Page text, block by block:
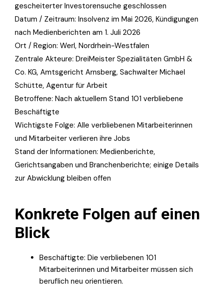
gescheiterter Investorensuche geschlossen
Datum / Zeitraum: Insolvenz im Mai 2026, Kündigungen
nach Medienberichten am 1. Juli 2026
Ort / Region: Werl, Nordrhein-Westfalen
Zentrale Akteure: DreiMeister Spezialitäten GmbH &
Co. KG, Amtsgericht Arnsberg, Sachwalter Michael
Schütte, Agentur für Arbeit
Betroffene: Nach aktuellem Stand 101 verbliebene
Beschäftigte
Wichtigste Folge: Alle verbliebenen Mitarbeiterinnen
und Mitarbeiter verlieren ihre Jobs
Stand der Informationen: Medienberichte,
Gerichtsangaben und Branchenberichte; einige Details
zur Abwicklung bleiben offen
Konkrete Folgen auf einen
Blick
Beschäftigte: Die verbliebenen 101
Mitarbeiterinnen und Mitarbeiter müssen sich
beruflich neu orientieren.